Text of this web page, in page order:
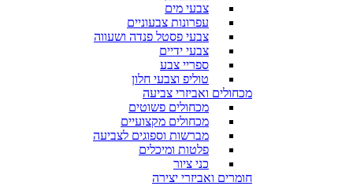
צבעי מים
עפרונות צבעוניים
צבעי פסטל פנדה ושעווה
צבעי ידיים
ספריי צבע
טוליפ וצבעי חלון
מכחולים ואביזרי צביעה
מכחולים פשוטים
מכחולים מקצועיים
מברשות וספוגים לצביעה
פלטות ומיכלים
כני ציור
חומרים ואביזרי יצירה